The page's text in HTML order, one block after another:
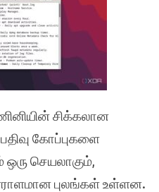
சிக்கலான
கோப்புகளை
ஒரு செயலாகும்,
புலங்கள் உள்ளன.